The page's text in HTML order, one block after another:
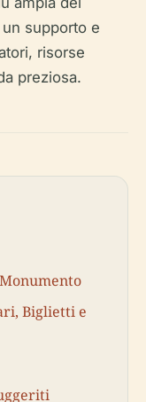
supporto e
risorse
preziosa.
Biglietti e